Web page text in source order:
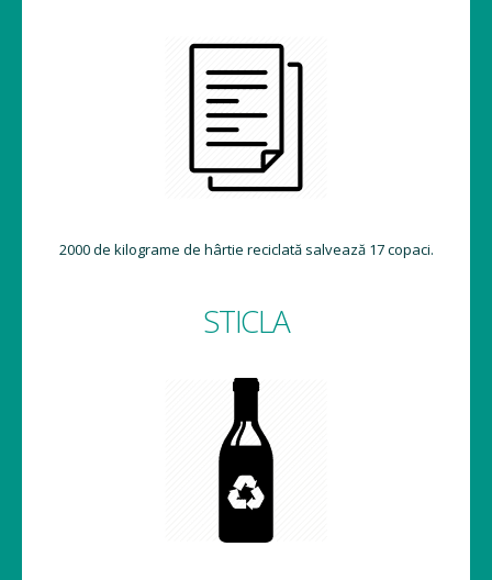
2000 de kilograme de hârtie reciclată salvează 17 copaci.
STICLA